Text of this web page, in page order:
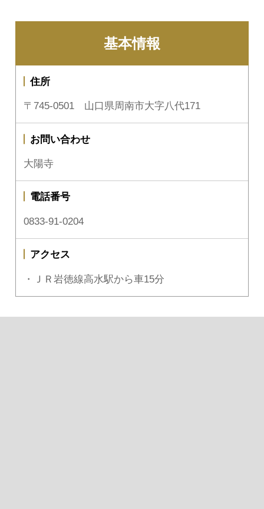
基本情報
住所
〒745-0501 山口県周南市大字八代171
お問い合わせ
大陽寺
電話番号
0833-91-0204
アクセス
・ＪＲ岩徳線高水駅から車15分